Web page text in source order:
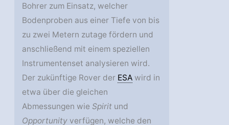
Bohrer zum Einsatz, welcher
Bodenproben aus einer Tiefe von bis
zu zwei Metern zutage fördern und
anschließend mit einem speziellen
Instrumentenset analysieren wird.
Der zukünftige Rover der ESA wird in
etwa über die gleichen
Abmessungen wieSpirit und
Opportunity verfügen, welche den